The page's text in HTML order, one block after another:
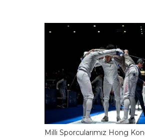
Milli Sporcularımız Hong